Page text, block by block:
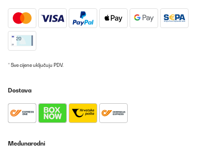
Einfach zusammen zu bauen.Stoff spannt gut.
Amazon-Benutzer
Usuario/a de amazon
* Sve cijene uključuju PDV.
Dostava
Međunarodni